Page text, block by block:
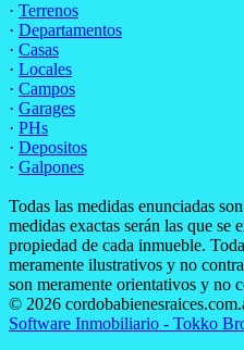
· Terrenos
· Departamentos
· Casas
· Locales
· Campos
· Garages
· PHs
· Depositos
· Galpones
Todas las medidas enunciadas
medidas exactas serán las que se
propiedad de cada inmueble.
meramente ilustrativos y no
son meramente orientativos y no
© 2026
Software Inmobiliario - Tokko